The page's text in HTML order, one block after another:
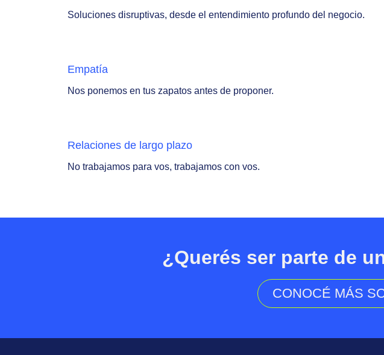
Soluciones disruptivas, desde el entendimiento profundo del negocio.
Empatía
Nos ponemos en tus zapatos antes de proponer.
Relaciones de largo plazo
No trabajamos para vos, trabajamos con vos.
¿Querés ser parte de
CONOCÉ MÁS